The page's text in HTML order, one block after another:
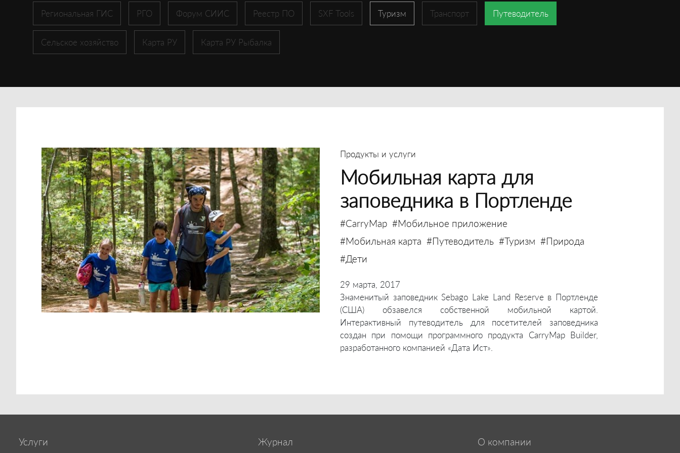
Региональная ГИС РГО Форум СИИС Реестр ПО SXF Tools Туризм Транспорт Путеводитель
Сельское хозяйство Карта РУ Карта РУ Рыбалка
Продукты и услуги
Мобильная карта для
заповедника в Портленде
#CarryMap #Мобильное приложение
#Мобильная карта #Путеводитель #Туризм #Природа
#Дети
29 марта, 2017
Знаменитый заповедник Sebago Lake Land Reserve в Портленде
(США) обзавелся собственной мобильной картой.
Интерактивный путеводитель для посетителей заповедника
создан при помощи программного продукта CarryMap Builder,
разработанного компанией «Дата Ист».
Услуги Журнал О компании